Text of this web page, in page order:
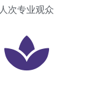
人次专业观众